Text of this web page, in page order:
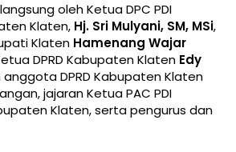
oleh Ketua DPC PDI
Klaten, Hj. Sri Mulyani, SM, MSi,
Klaten Hamenang Wajar
DPRD Kabupaten Klaten Edy
anggota DPRD Kabupaten Klaten
jajaran Ketua PAC PDI
Klaten, serta pengurus dan